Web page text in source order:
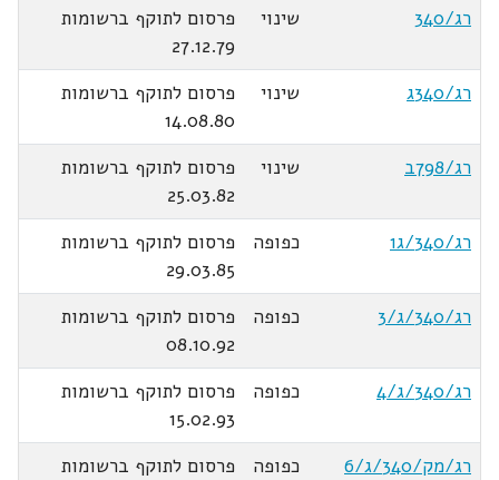
רג/340 שינוי
פרסום לתוקף ברשומות
27.12.79
רג/340ג
שינוי
פרסום לתוקף ברשומות
14.08.80
רג/798ב
שינוי
פרסום לתוקף ברשומות
25.03.82
רג/340/ג1
כפופה
פרסום לתוקף ברשומות
29.03.85
רג/340/ג/3
כפופה
פרסום לתוקף ברשומות
08.10.92
רג/340/ג/4
כפופה
פרסום לתוקף ברשומות
15.02.93
רג/מק/340/ג/6
כפופה
פרסום לתוקף ברשומות